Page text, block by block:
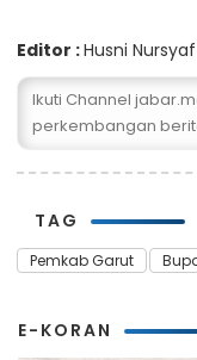
Editor :Husni Nursyaf
Ikuti Channel
perkembangan
TAG
Pemkab Garut
E-KORAN